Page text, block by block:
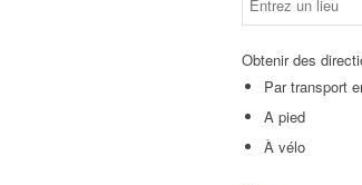
Obtenir des
Par transport
A pied
À vélo